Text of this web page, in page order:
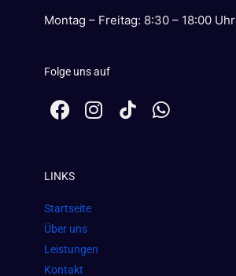
Montag – Freitag: 8:30 – 18:00 Uhr
Folge uns auf
F
a
b
o
o
k
I
n
m
W
h
LINKS
Startseite
Über uns
Leistungen
Kontakt